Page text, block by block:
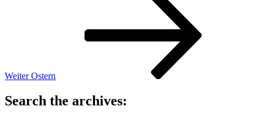
Weiter Ostern
Search the archives: